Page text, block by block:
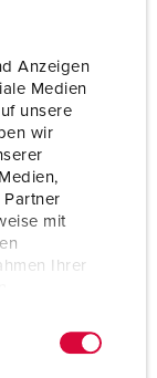
Anzeigen
Medien
unsere
wir
Partner
mit
Ihrer